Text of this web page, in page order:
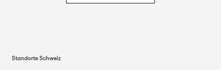
Standorte Schweiz